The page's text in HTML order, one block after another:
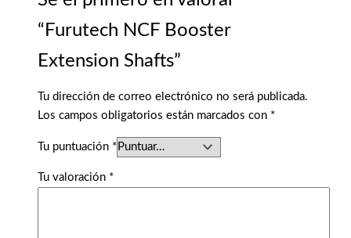
“Furutech NCF Booster
Extension Shafts”
Tu dirección de correo electrónico no será publicada.
Los campos obligatorios están marcados con *
Tu puntuación *
Tu valoración *